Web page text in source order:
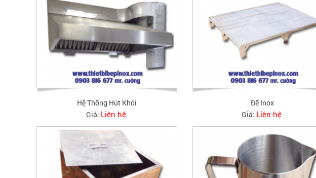
Hệ Thống Hút Khói
Giá: Liên hệ
Đế Inox
Giá: Liên hệ